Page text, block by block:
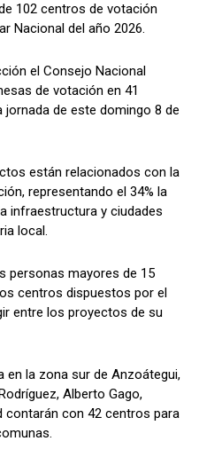
102 centros de votación
Nacional del año 2026.
el Consejo Nacional
de votación en 41
de este domingo 8 de
están relacionados con la
representando el 34% la
infraestructura y ciudades
local.
personas mayores de 15
centros dispuestos por el
entre los proyectos de su
en la zona sur de Anzoátegui,
Alberto Gago,
contarán con 42 centros para